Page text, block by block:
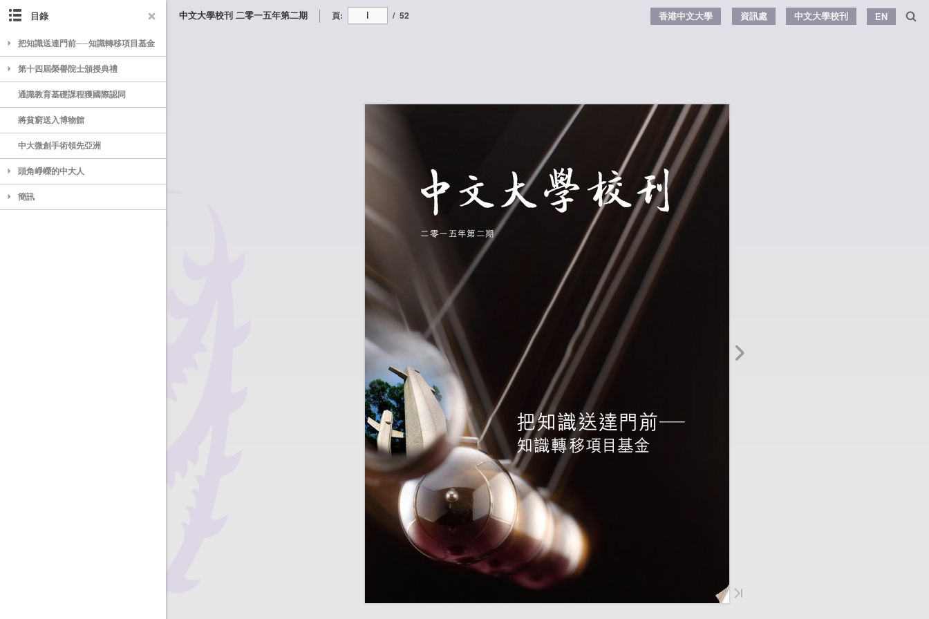
中文大學校刊 二零一五年第二期 頁: / 52 香港中文大學 資訊處 中文大學校刊 EN
目錄
把知識送達門前──知識轉移項目基金
第十四屆榮譽院士頒授典禮
通識教育基礎課程獲國際認同
將貧窮送入博物館
中大微創手術領先亞洲
頭角崢嶸的中大人
簡訊